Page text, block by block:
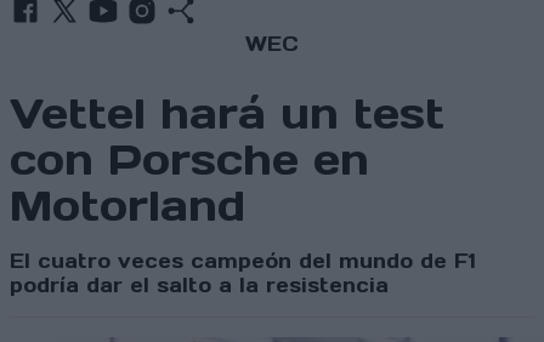
WEC
Vettel hará un test
con Porsche en
Motorland
El cuatro veces campeón del mundo de F1
podría dar el salto a la resistencia